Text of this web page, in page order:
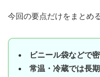
今回の要点だけをまとめる
ビニール袋などで
常温・冷蔵では長